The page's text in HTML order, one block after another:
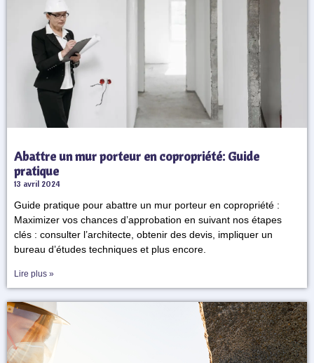
Abattre un mur porteur en copropriété: Guide
pratique
13 avril 2024
Guide pratique pour abattre un mur porteur en copropriété :
Maximizer vos chances d’approbation en suivant nos étapes
clés : consulter l’architecte, obtenir des devis, impliquer un
bureau d’études techniques et plus encore.
Lire plus »